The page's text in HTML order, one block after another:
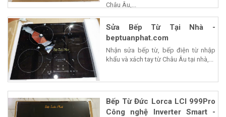
Châu Âu,...
Sửa Bếp Từ Tại Nhà -
beptuanphat.com
Nhận sửa bếp từ, bếp điện từ nhập
khẩu và xách tay từ Châu Âu tại nhà,...
Bếp Từ Đức Lorca LCI 999Pro
Công nghệ Inverter Smart -